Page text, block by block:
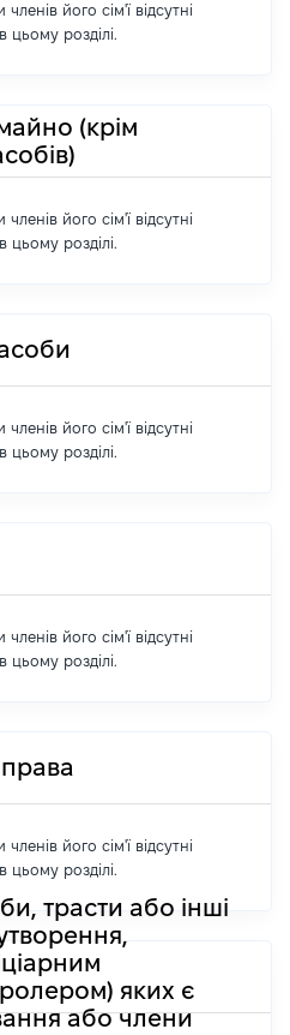
його сім'ї відсутні
цьому розділі.
(крім
його сім'ї відсутні
цьому розділі.
його сім'ї відсутні
цьому розділі.
його сім'ї відсутні
цьому розділі.
його сім'ї відсутні
цьому розділі.
трасти або інші
яких є
або члени